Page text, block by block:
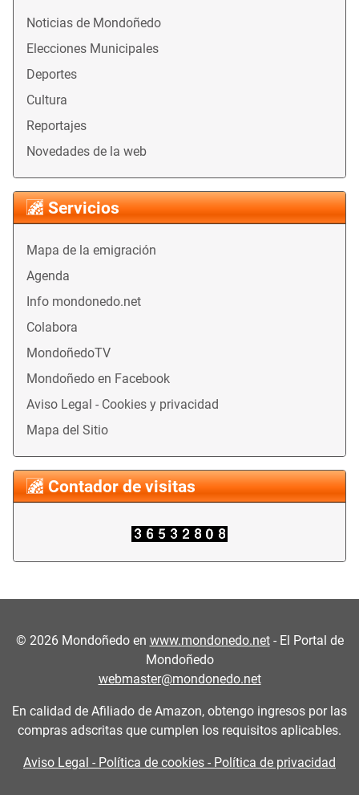
Noticias de Mondoñedo
Elecciones Municipales
Deportes
Cultura
Reportajes
Novedades de la web
Servicios
Mapa de la emigración
Agenda
Info mondonedo.net
Colabora
MondoñedoTV
Mondoñedo en Facebook
Aviso Legal - Cookies y privacidad
Mapa del Sitio
Contador de visitas
© 2026Mondoñedo en www.mondonedo.net- El Portal de
Mondoñedo
webmaster@mondonedo.net
En calidad de Afiliado de Amazon, obtengo ingresos por las
compras adscritas que cumplen los requisitos aplicables.
Aviso Legal - Política de cookies - Política de privacidad